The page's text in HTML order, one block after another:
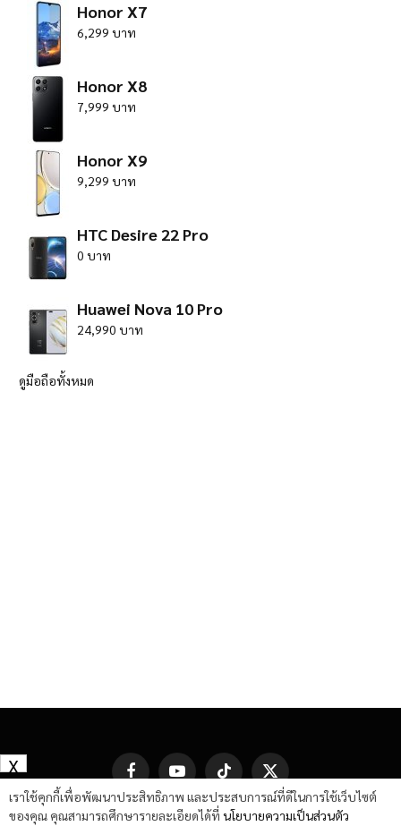
Honor X7
6,299 บาท
Honor X8
7,999 บาท
Honor X9
9,299 บาท
HTC Desire 22 Pro
0 บาท
Huawei Nova 10 Pro
24,990 บาท
ดูมือถือทั้งหมด
FacebookYouTube TikTok
X
(Twitter)
เราใช้คุกกี้เพื่อพัฒนาประสิทธิภาพ และประสบการณ์ที่ดีในการใช้เว็บไซต์
ของคุณ คุณสามารถศึกษารายละเอียดได้ที่ นโยบายความเป็นส่วนตัว
X